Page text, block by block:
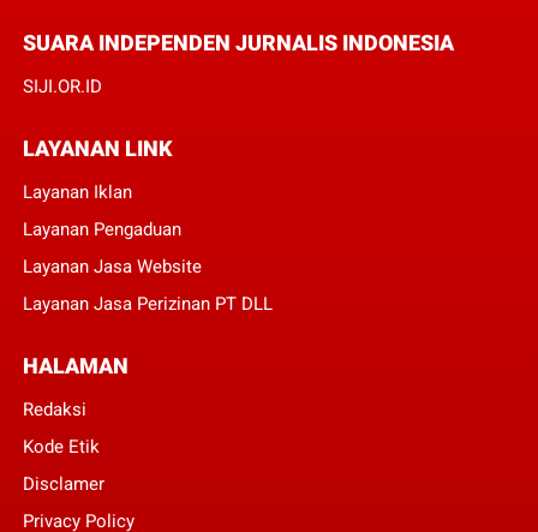
SUARA INDEPENDEN JURNALIS INDONESIA
SIJI.OR.ID
LAYANAN LINK
Layanan Iklan
Layanan Pengaduan
Layanan Jasa Website
Layanan Jasa Perizinan PT DLL
HALAMAN
Redaksi
Kode Etik
Disclamer
Privacy Policy